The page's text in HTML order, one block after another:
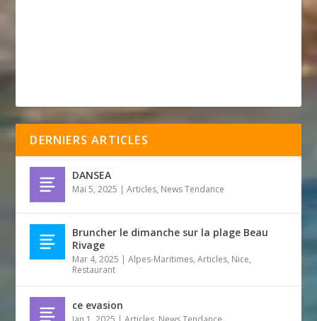
DERNIERS ARTICLES
DANSEA
Mai 5, 2025 |Articles, News Tendance
Bruncher le dimanche sur la plage Beau
Rivage
Mar 4, 2025 |Alpes-Maritimes,Articles, Nice,
Restaurant
ce evasion